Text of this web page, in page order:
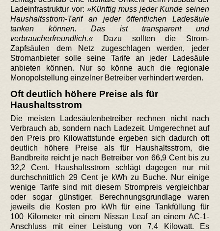
Ladeinfrastruktur vor:
Künftig muss jeder Kunde seinen
Haushaltsstrom-Tarif an jeder öffentlichen Ladesäule
tanken können. Das ist transparent und
verbraucherfreundlich.
Dazu sollten die Strom-
Zapfsäulen dem Netz zugeschlagen werden, jeder
Stromanbieter solle seine Tarife an jeder Ladesäule
anbieten können. Nur so könne auch die regionale
Monopolstellung einzelner Betreiber verhindert werden.
Oft deutlich höhere Preise als für
Haushaltsstrom
Die meisten Ladesäulenbetreiber rechnen nicht nach
Verbrauch ab, sondern nach Ladezeit. Umgerechnet auf
den Preis pro Kilowattstunde ergeben sich dadurch oft
deutlich höhere Preise als für Haushaltsstrom, die
Bandbreite reicht je nach Betreiber von 66,9 Cent bis zu
32,2 Cent. Haushaltsstrom schlägt dagegen nur mit
durchschnittlich 29 Cent je kWh zu Buche. Nur einige
wenige Tarife sind mit diesem Strompreis vergleichbar
oder sogar günstiger. Berechnungsgrundlage waren
jeweils die Kosten pro kWh für eine Tankfüllung für
100 Kilometer mit einem Nissan Leaf an einem AC-1-
Anschluss mit einer Leistung von 7,4 Kilowatt. Es